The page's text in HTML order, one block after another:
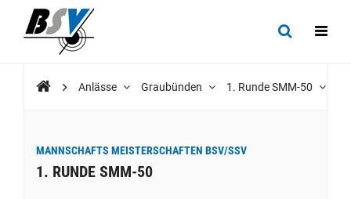
Anlässe Graubünden 1. Runde SMM-50
MANNSCHAFTS MEISTERSCHAFTEN BSV/SSV
1. RUNDE SMM-50